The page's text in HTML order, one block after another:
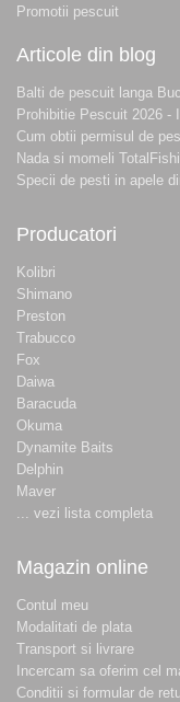
Promotii pescuit
Articole din blog
Balti de pescuit langa
Prohibitie Pescuit 2026 -
Cum obtii permisul de
Nada si momeli
Specii de pesti in apele
Producatori
Kolibri
Shimano
Preston
Trabucco
Fox
Daiwa
Baracuda
Okuma
Dynamite Baits
Delphin
Maver
... vezi lista completa
Magazin online
Contul meu
Modalitati de plata
Transport si livrare
Incercam sa oferim cel
Conditii si formular de